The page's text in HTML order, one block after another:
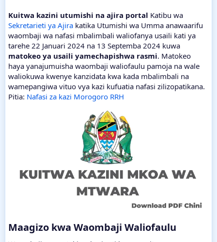
Kuitwa kazini utumishi na ajira portal Katibu wa
Sekretarieti ya Ajira katika Utumishi wa Umma anawaarifu
waombaji wa nafasi mbalimbali waliofanya usaili kati ya
tarehe 22 Januari 2024 na 13 Septemba 2024 kuwa
matokeo ya usaili yamechapishwa rasmi. Matokeo
haya yanajumuisha waombaji waliofaulu pamoja na wale
waliokuwa kwenye kanzidata kwa kada mbalimbali na
wamepangiwa vituo vya kazi kufuatia nafasi zilizopatikana.
Pitia: Nafasi za kazi Morogoro RRH
Maagizo kwa Waombaji Waliofaulu​